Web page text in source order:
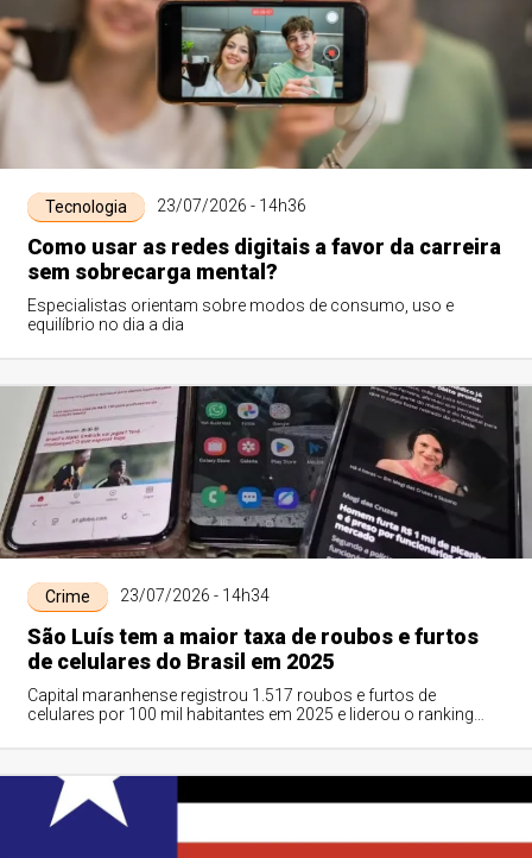
secretário-executivo do Brasil Educação - Fórum Brasileiro da
Educação Particular
Tecnologia 23/07/2026 - 14h36
Como usar as redes digitais a favor da carreira
sem sobrecarga mental?
Especialistas orientam sobre modos de consumo, uso e
equilíbrio no dia a dia
Crime 23/07/2026 - 14h34
São Luís tem a maior taxa de roubos e furtos
de celulares do Brasil em 2025
Capital maranhense registrou 1.517 roubos e furtos de
celulares por 100 mil habitantes em 2025 e liderou o ranking